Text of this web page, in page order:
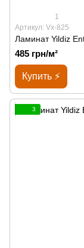
1
Артикул: Vx-825
Ламинат Yildiz
485 грн/м²
Купить ⚡
3